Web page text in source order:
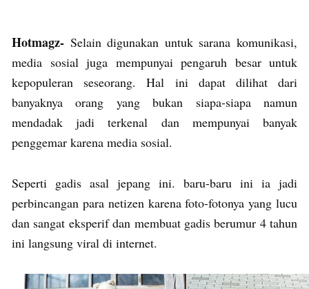
Hotmagz- Selain digunakan untuk sarana komunikasi,
media sosial juga mempunyai pengaruh besar untuk
kepopuleran seseorang. Hal ini dapat dilihat dari
banyaknya orang yang bukan siapa-siapa namun
mendadak jadi terkenal dan mempunyai banyak
penggemar karena media sosial.
Seperti gadis asal jepang ini. baru-baru ini ia jadi
perbincangan para netizen karena foto-fotonya yang lucu
dan sangat eksperif dan membuat gadis berumur 4 tahun
ini langsung viral di internet.